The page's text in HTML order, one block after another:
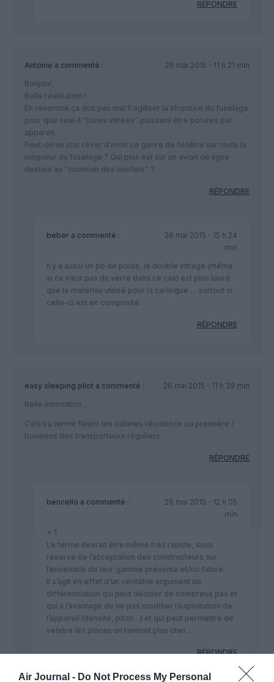
Air Journal - Do Not Process My Personal
RÉPONDRE
Antoine a commenté :
26 mai 2015 - 11 h 21 min
Bonjour,
Belle réalisation !
En revanche ça doit pas mal fragiliser la structure du fuselage
pour que seul 4 “baies vitrées” puissent être posées par
appareil.
Peut-on un jour rêver d’avoir ce genre de fenêtre sur toute la
longueur du fuselage ? Qui plus est sur un avion de ligne
destiné au “commun des mortels” ?
RÉPONDRE
beber a commenté :
26 mai 2015 - 15 h 24
min
Il y a aussi un pb de poids, le double vitrage (même
si ce n’est pas du verre dans ce cas) est plus lourd
que le matériau utilisé pour la carlingue … surtout si
celle-ci est en composite
RÉPONDRE
easy sleeping pilot a commenté :
26 mai 2015 - 11 h 39 min
Belle innovation ,
Cela ira terme fleurir les cabines résidence ou première /
business des transporteurs réguliers
RÉPONDRE
bencello a commenté :
26 mai 2015 - 12 h 05
min
+ 1
Le terme devrait être même très rapide, sous
réserve de l’acceptation des constructeurs sur
l’ensemble de leur gamme présente et/ou future.
Il s’agit en effet d’un véritable argument de
différenciation qui peut décider de nombreux pax et
qui a l’avantage de ne pas modifier l’exploitation de
l’appareil (densité, pitch…) et qui peut permettre de
vendre les places un tantinet plus cher…
RÉPONDRE